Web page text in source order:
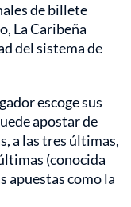
de billete
La Caribeña
del sistema de
escoge sus
apostar de
a las tres últimas,
(conocida
apuestas como la